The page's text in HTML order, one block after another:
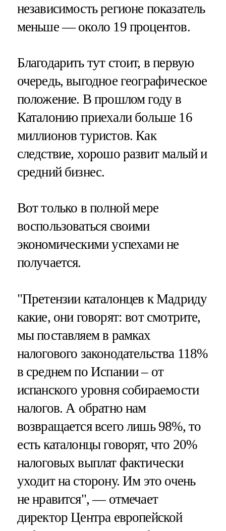
независимость регионе показатель
меньше — около 19 процентов.
Благодарить тут стоит, в первую
очередь, выгодное географическое
положение. В прошлом году в
Каталонию приехали больше 16
миллионов туристов. Как
следствие, хорошо развит малый и
средний бизнес.
Вот только в полной мере
воспользоваться своими
экономическими успехами не
получается.
"Претензии каталонцев к Мадриду
какие, они говорят: вот смотрите,
мы поставляем в рамках
налогового законодательства 118%
в среднем по Испании – от
испанского уровня собираемости
налогов. А обратно нам
возвращается всего лишь 98%, то
есть каталонцы говорят, что 20%
налоговых выплат фактически
уходит на сторону. Им это очень
не нравится", — отмечает
директор Центра европейской